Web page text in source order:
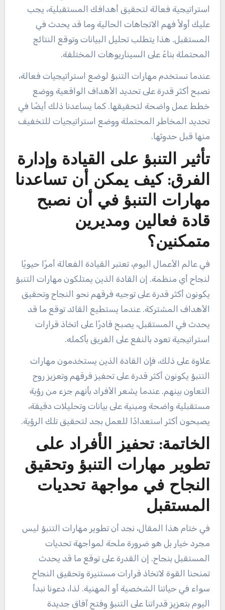
استراتيجية فعالة لتحقيق أهدافك المستقبلية، يجب
عليك أولاً فهم الاتجاهات الحالية وما قد يحدث في
المستقبل. هذا يتطلب تحليل البيانات وتوقع النتائج
المحتملة بناءً على السيناريوهات المختلفة.
عندما نستخدم مهارات التنبؤ لوضع استراتيجيات فعالة،
نصبح أكثر قدرة على تحديد الأهداف الواقعية ووضع
خطط عمل واضحة لتحقيقها. كما يساعدنا ذلك أيضًا في
تحديد المخاطر المحتملة ووضع استراتيجيات للتخفيف
منها قبل حدوثها.
تأثير التنبؤ على القيادة وإدارة
الفرق: كيف يمكن أن تساعدنا
مهارات التنبؤ في أن نصبح
قادة فعالين ومديرين
متمكنين؟
في عالم الأعمال اليوم، تعتبر القيادة الفعالة أمرًا حيويًا
لنجاح أي منظمة. إن القادة الذين يمتلكون مهارات التنبؤ
يكونون أكثر قدرة على توجيه فرقهم نحو النجاح وتحقيق
الأهداف المشتركة. عندما يستطيع القائد توقع ما قد
يحدث في المستقبل، يصبح قادرًا على اتخاذ قرارات
استراتيجية تعود بالنفع على الفريق بأكمله.
علاوة على ذلك، فإن القادة الذين يستخدمون مهارات
التنبؤ يكونون أكثر قدرة على تحفيز فرقهم وتعزيز روح
التعاون بينهم. عندما يشعر الأفراد بأنهم جزء من رؤية
مستقبلية واضحة ومبنية على بيانات وتحليلات دقيقة،
يصبحون أكثر استعدادًا للعمل بجد لتحقيق تلك الرؤية.
الخاتمة: تحفيز الأفراد على
تطوير مهارات التنبؤ وتحقيق
النجاح في مواجهة تحديات
المستقبل
في ختام هذا المقال، نجد أن تطوير مهارات التنبؤ ليس
مجرد خيار بل هو ضرورة ملحة لمواجهة تحديات
المستقبل بنجاح. إن القدرة على توقع ما قد يحدث
تمنحنا القوة لاتخاذ قرارات مستنيرة وتحقيق النجاح
سواء في حياتنا الشخصية أو المهنية. لذا، دعونا نبدأ
اليوم بتعزيز قدراتنا على التنبؤ وفتح آفاق جديدة